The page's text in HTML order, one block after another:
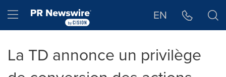
Hamburger menu EN
La TD annonce un privilège